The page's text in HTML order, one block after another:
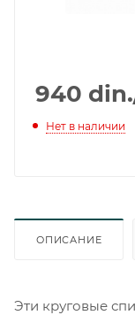
940 din.
Нет в наличии
ОПИСАНИЕ
Эти круговые